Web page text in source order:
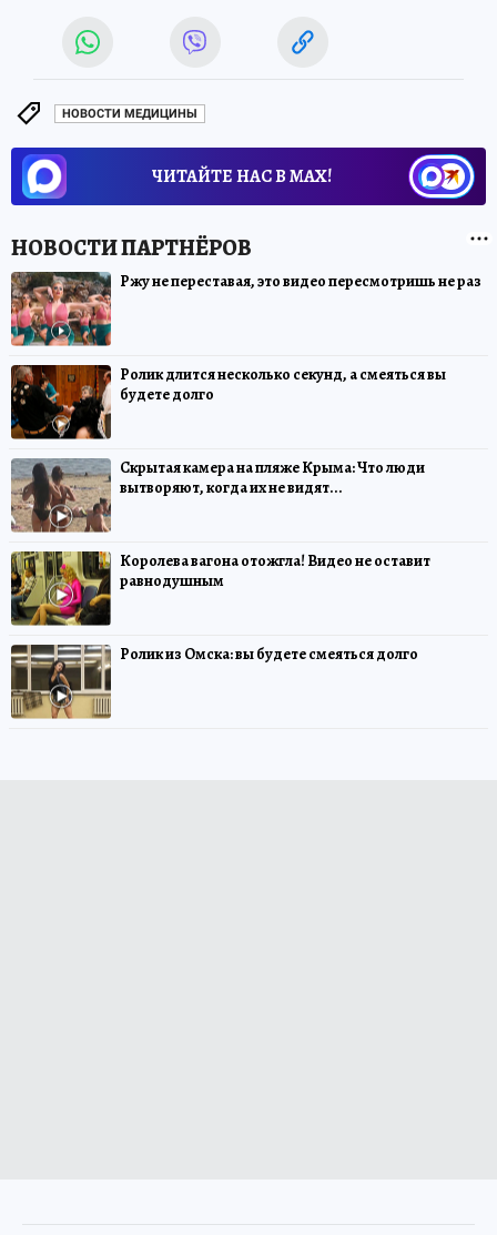
НОВОСТИ МЕДИЦИНЫ
ЧИТАЙТЕ НАС В МАХ!
Ржу не переставая, это видео пересмотришь не раз
Ролик длится несколько секунд, а смеяться вы
будете долго
Скрытая камера на пляже Крыма: Что люди
вытворяют, когда их не видят...
Королева вагона отожгла! Видео не оставит
равнодушным
Ролик из Омска: вы будете смеяться долго